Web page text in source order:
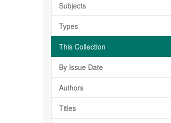
Subjects
Types
This Collection
By Issue Date
Authors
Titles